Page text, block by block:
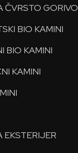
ČVRSTO GORIVO
BIO KAMINI
BIO KAMINI
KAMINI
EKSTERIJER